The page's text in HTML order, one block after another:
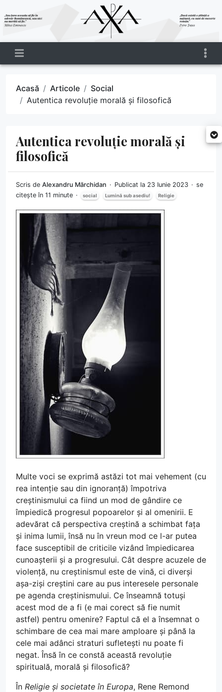
Acasă Articole
Social
Autentica revoluție morală și filosofică
Autentica revoluție morală și
filosofică
Scris de Alexandru Mărchidan Publicat la 23 Iunie 2023
se
citește în 11 minute
social Lumină sub asediu! Religie
Multe voci se exprimă astăzi tot mai vehement (cu
rea intenție sau din ignoranță) împotriva
creștinismului ca fiind un mod de gândire ce
împiedică progresul popoarelor și al omenirii. E
adevărat că perspectiva creștină a schimbat fața
și inima lumii, însă nu în vreun mod ce l-ar putea
face susceptibil de criticile vizând împiedicarea
cunoașterii și a progresului. Cât despre acuzele de
violență, nu creștinismul este de vină, ci diverși
așa-ziși creștini care au pus interesele personale
pe agenda creștinismului. Ce înseamnă totuși
acest mod de a fi (e mai corect să fie numit
astfel) pentru omenire? Faptul că el a însemnat o
schimbare de cea mai mare amploare și până la
cele mai adânci straturi sufletești nu poate fi
negat. Însă în ce constă această revoluție
spirituală, morală și filosofică?
În Religie și societate în Europa, Rene Remond